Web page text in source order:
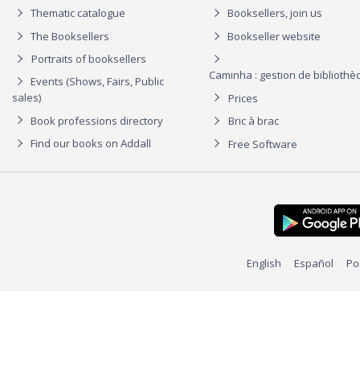
Thematic catalogue
The Booksellers
Portraits of booksellers
Events (Shows, Fairs, Public
sales)
Book professions directory
Find our books on Addall
Booksellers, join us
Bookseller website
Caminha : gestion de
Prices
Bric à brac
Free Software
English Español